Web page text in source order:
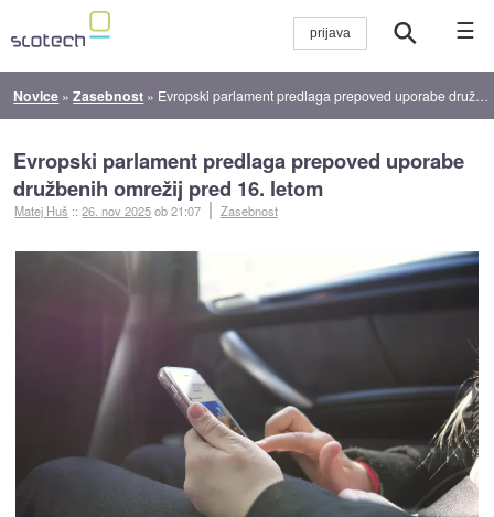
☰
Novice »Zasebnost » Evropski parlament predlaga prepoved uporabe družbenih omrežij pred 16. letom
Evropski parlament predlaga prepoved uporabe
družbenih omrežij pred 16. letom
Matej Huš ::26. nov 2025ob 21:07 Zasebnost